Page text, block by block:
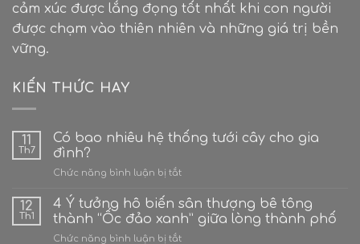
cảm xúc được lắng đọng tốt nhất khi con người
được chạm vào thiên nhiên và những giá trị bền
vững.
KIẾN THỨC HAY
11
Th7
Có bao nhiêu hệ thống tưới cây cho gia
đình?
Chức năng bình luận bị tắtở
bao
nhiêu
hệ
thống
12
Th1
4 Ý tưởng hô biến sân thượng bê tông
thành “Ốc đảo xanh” giữa lòng thành phố
Chức năng bình luận bị tắtở